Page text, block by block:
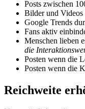
Posts zwischen
Bilder und Videos
Google Trends
Fans aktiv
Menschen lieben
die
Posten wenn die
Posten wenn die
Reichweite